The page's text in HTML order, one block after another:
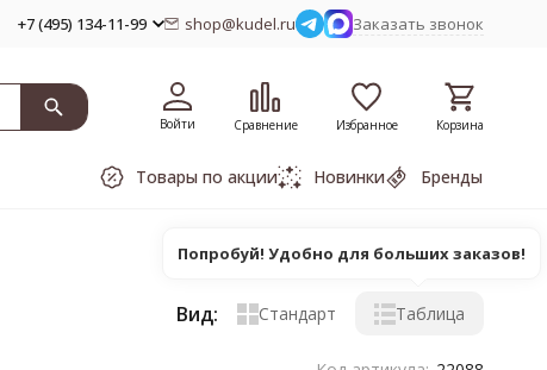
+7 (495) 134-11-99 shop@kudel.ru Заказать звонок
Войти Сравнение Избранное Корзина
Товары по акции Новинки Бренды
Вид: Стандарт Таблица
Попробуй! Удобно для больших заказов!